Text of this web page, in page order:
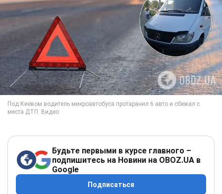
Будьте первыми в курсе главного –
подпишитесь на Новини на OBOZ.UA в
Google
Подписаться